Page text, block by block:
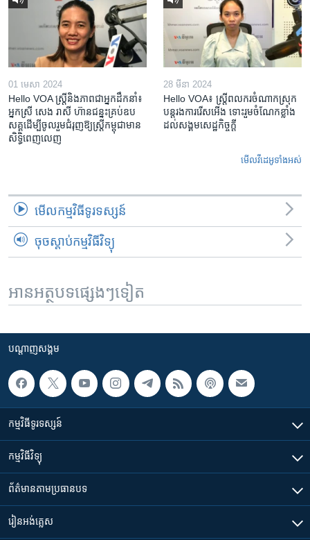
01 មេសា 2024
Hello VOA ស្ត្រីនិងភាពជាអ្នកដឹកនាំ៖
អ្នកស្រី សេង រាសី ហ៊ានជន្នះគ្រប់ឧប
សគ្គដើម្បីចូលរួមជំរុញឱ្យស្រ្តីកម្ពុជាមាន
សិទ្ធិពេញលេញ
28 មីនា 2024
Hello VOA៖ ស្រ្តីពលករចំណាកស្រុក
បន្តរងការរើសអើង ទោះរួមចំណែកខ្លាំង
ដល់សង្គមសេដ្ឋកិច្ចក្តី
មើល​វីដេអូ​ទាំង​អស់
មើល​កម្មវិធី​ទូរទស្សន៍
ចុចស្តាប់កម្មវិធីវិទ្យុ
អានអត្ថបទផ្សេងៗទៀត
បណ្តាញ​សង្គម
កម្មវិធី​ទូរទស្សន៍
កម្មវិធី​វិទ្យុ
ព័ត៌មាន​តាមប្រធានបទ​
រៀន​​អង់គ្លេស